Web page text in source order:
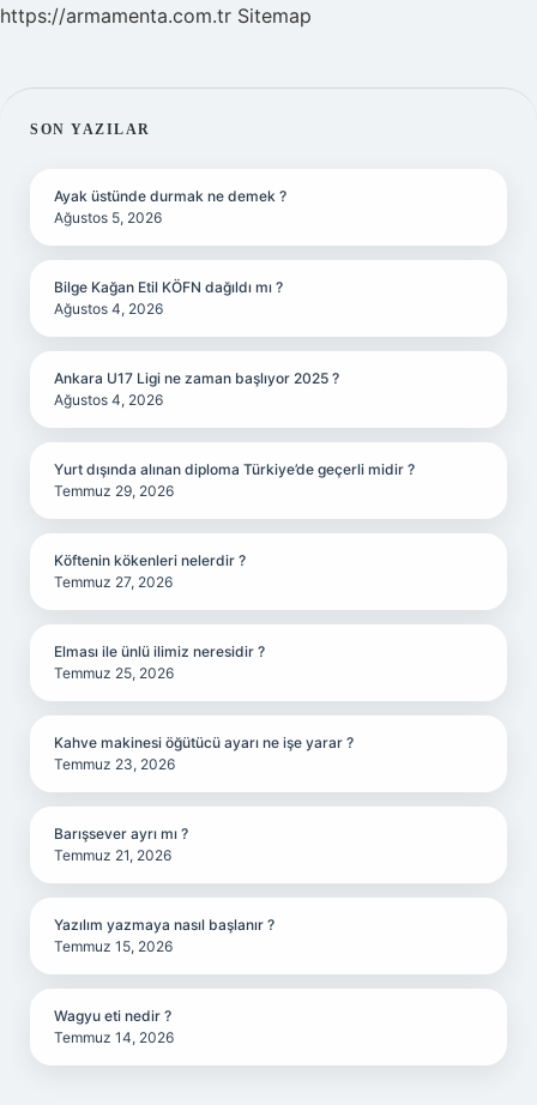
https://armamenta.com.tr Sitemap
SIDEBAR
SON YAZILAR
Ayak üstünde durmak ne demek ?
Ağustos 5, 2026
Bilge Kağan Etil KÖFN dağıldı mı ?
Ağustos 4, 2026
Ankara U17 Ligi ne zaman başlıyor 2025 ?
Ağustos 4, 2026
Yurt dışında alınan diploma Türkiye’de geçerli midir ?
Temmuz 29, 2026
Köftenin kökenleri nelerdir ?
Temmuz 27, 2026
Elması ile ünlü ilimiz neresidir ?
Temmuz 25, 2026
Kahve makinesi öğütücü ayarı ne işe yarar ?
Temmuz 23, 2026
Barışsever ayrı mı ?
Temmuz 21, 2026
Yazılım yazmaya nasıl başlanır ?
Temmuz 15, 2026
Wagyu eti nedir ?
Temmuz 14, 2026